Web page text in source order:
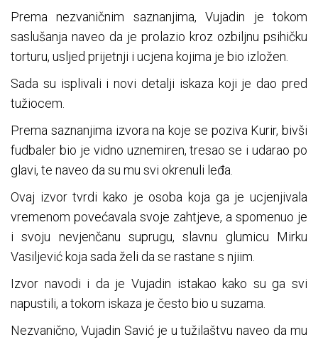
Prema nezvaničnim saznanjima, Vujadin je tokom
saslušanja naveo da je prolazio kroz ozbiljnu psihičku
torturu, usljed prijetnji i ucjena kojima je bio izložen.
Sada su isplivali i novi detalji iskaza koji je dao pred
tužiocem.
Prema saznanjima izvora na koje se poziva Kurir, bivši
fudbaler bio je vidno uznemiren, tresao se i udarao po
glavi, te naveo da su mu svi okrenuli leđa.
Ovaj izvor tvrdi kako je osoba koja ga je ucjenjivala
vremenom povećavala svoje zahtjeve, a spomenuo je
i svoju nevjenčanu suprugu, slavnu glumicu Mirku
Vasiljević koja sada želi da se rastane s njiim.
Izvor navodi i da je Vujadin istakao kako su ga svi
napustili, a tokom iskaza je često bio u suzama.
Nezvanično, Vujadin Savić je u tužilaštvu naveo da mu